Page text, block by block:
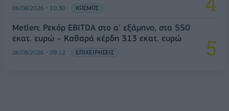
06/08/2026 - 10:30 ΚΟΣΜΟΣ
Metlen: Ρεκόρ EBITDA στο α' εξάμηνο, στα 550
εκατ. ευρώ – Καθαρά κέρδη 313 εκατ. ευρώ
06/08/2026 - 09:12 ΕΠΙΧΕΙΡΗΣΕΙΣ